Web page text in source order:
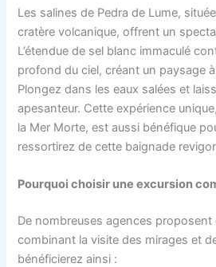
Les salines de Pedra de Lume,
cratère volcanique, offrent un
L’étendue de sel blanc immaculé
profond du ciel, créant un paysage
Plongez dans les eaux salées et
apesanteur. Cette expérience
la Mer Morte, est aussi bénéfique
ressortirez de cette baignade
Pourquoi choisir une excursion
De nombreuses agences proposent
combinant la visite des mirages et
bénéficierez ainsi :